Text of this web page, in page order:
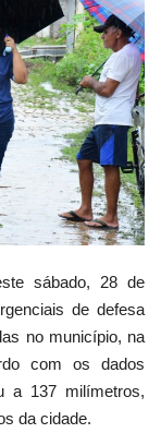
sábado, 28 de
de defesa
no município, na
com os dados
a 137 milímetros,
da cidade.